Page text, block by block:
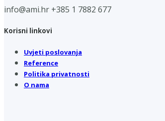
info@ami.hr +385 1 7882 677
Korisni linkovi
Uvjeti poslovanja
Reference
Politika privatnosti
O nama